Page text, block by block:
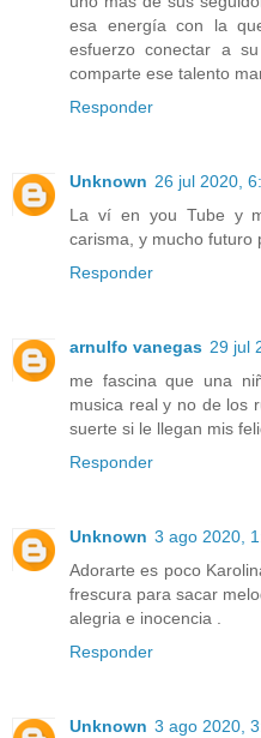
esa energía con la
esfuerzo conectar a
comparte ese talento
Responder
Unknown 26 jul 2020,
La ví en you Tube y
carisma, y mucho futuro
Responder
arnulfo vanegas 29 jul
me fascina que una
musica real y no de los
suerte si le llegan mis
Responder
Unknown 3 ago 2020,
Adorarte es poco
frescura para sacar
alegria e inocencia .
Responder
Unknown 3 ago 2020,